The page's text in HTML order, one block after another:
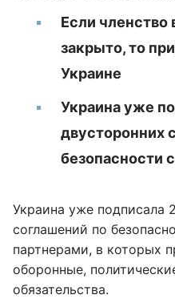
Если членство
закрыто, то
Украине
Украина уже
двусторонних
безопасности
Украина уже подписала
соглашений по
партнерами, в которых
оборонные,
обязательства.